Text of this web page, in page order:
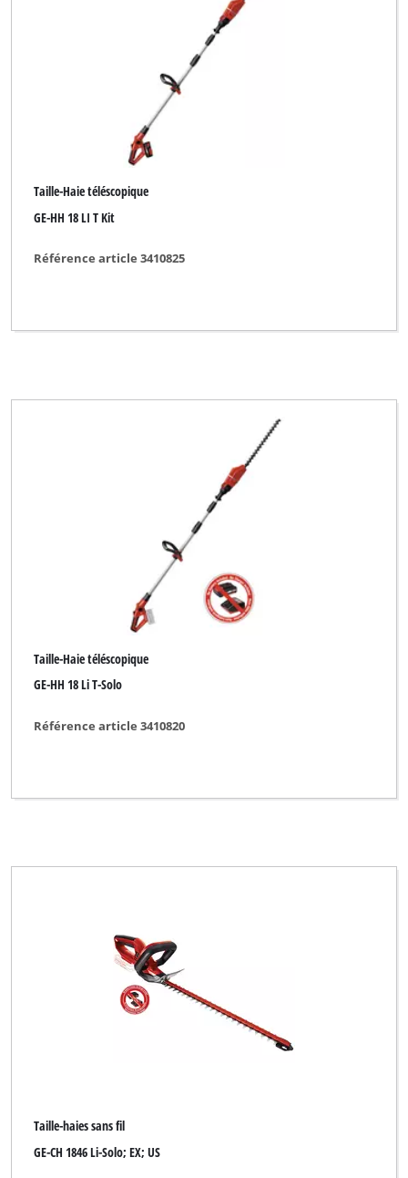
Taille-Haie téléscopique
GE-HH 18 LI T Kit
Référence article 3410825
Taille-Haie téléscopique
GE-HH 18 Li T-Solo
Référence article 3410820
Taille-haies sans fil
GE-CH 1846 Li-Solo; EX; US